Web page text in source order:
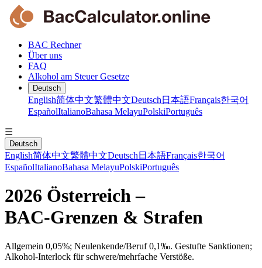
BAC Rechner
Über uns
FAQ
Alkohol am Steuer Gesetze
Deutsch
English简体中文繁體中文Deutsch 日本語Français한국어
EspañolItalianoBahasa MelayuPolskiPortuguês
☰
Deutsch
English简体中文繁體中文Deutsch 日本語Français한국어
EspañolItalianoBahasa MelayuPolskiPortuguês
2026 Österreich –
BAC‑Grenzen & Strafen
Allgemein 0,05%; Neulenkende/Beruf 0,1‰. Gestufte Sanktionen;
Alkohol‑Interlock für schwere/mehrfache Verstöße.